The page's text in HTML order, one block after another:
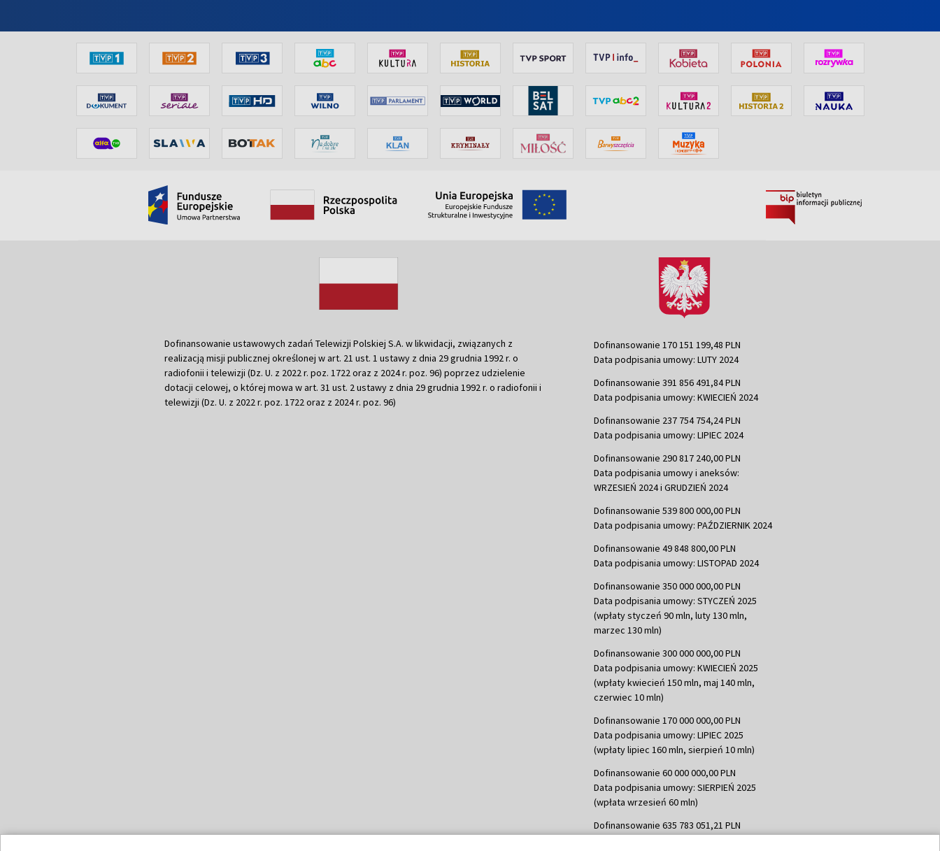
Dofinansowanie ustawowych zadań Telewizji Polskiej S.A. w likwidacji, związanych z
realizacją misji publicznej określonej w art. 21 ust. 1 ustawy z dnia 29 grudnia 1992 r. o
radiofonii i telewizji (Dz. U. z 2022 r. poz. 1722 oraz z 2024 r. poz. 96) poprzez udzielenie
dotacji celowej, o której mowa w art. 31 ust. 2 ustawy z dnia 29 grudnia 1992 r. o radiofonii i
telewizji (Dz. U. z 2022 r. poz. 1722 oraz z 2024 r. poz. 96)
Dofinansowanie 170 151 199,48 PLN
Data podpisania umowy: LUTY 2024
Dofinansowanie 391 856 491,84 PLN
Data podpisania umowy: KWIECIEŃ 2024
Dofinansowanie 237 754 754,24 PLN
Data podpisania umowy: LIPIEC 2024
Dofinansowanie 290 817 240,00 PLN
Data podpisania umowy i aneksów:
WRZESIEŃ 2024 i GRUDZIEŃ 2024
Dofinansowanie 539 800 000,00 PLN
Data podpisania umowy: PAŹDZIERNIK 2024
Dofinansowanie 49 848 800,00 PLN
Data podpisania umowy: LISTOPAD 2024
Dofinansowanie 350 000 000,00 PLN
Data podpisania umowy: STYCZEŃ 2025
(wpłaty styczeń 90 mln, luty 130 mln,
marzec 130 mln)
Dofinansowanie 300 000 000,00 PLN
Data podpisania umowy: KWIECIEŃ 2025
(wpłaty kwiecień 150 mln, maj 140 mln,
czerwiec 10 mln)
Dofinansowanie 170 000 000,00 PLN
Data podpisania umowy: LIPIEC 2025
(wpłaty lipiec 160 mln, sierpień 10 mln)
Dofinansowanie 60 000 000,00 PLN
Data podpisania umowy: SIERPIEŃ 2025
(wpłata wrzesień 60 mln)
Dofinansowanie 635 783 051,21 PLN